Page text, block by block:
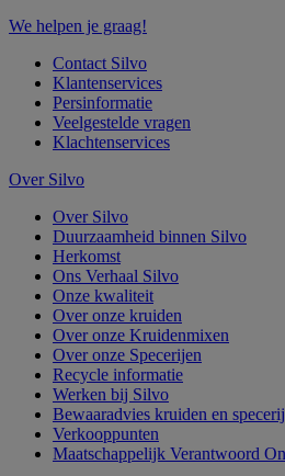
We helpen je graag!
Contact Silvo
Klantenservices
Persinformatie
Veelgestelde vragen
Klachtenservices
Over Silvo
Over Silvo
Duurzaamheid binnen Silvo
Herkomst
Ons Verhaal Silvo
Onze kwaliteit
Over onze kruiden
Over onze Kruidenmixen
Over onze Specerijen
Recycle informatie
Werken bij Silvo
Bewaaradvies kruiden en
Verkooppunten
Maatschappelijk Verantwoord